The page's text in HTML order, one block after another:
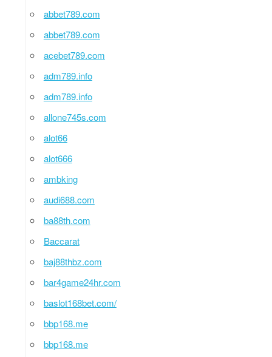
abbet789.com
abbet789.com
acebet789.com
adm789.info
adm789.info
allone745s.com
alot66
alot666
ambking
audi688.com
ba88th.com
Baccarat
baj88thbz.com
bar4game24hr.com
baslot168bet.com/
bbp168.me
bbp168.me